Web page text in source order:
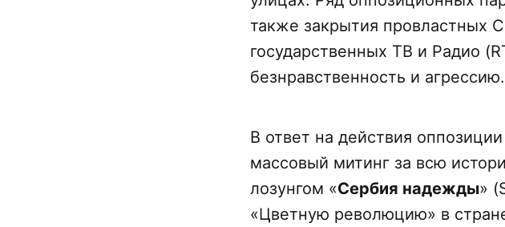
также закрытия провластных
государственных ТВ и Радио
безнравственность и агрессию.
В ответ на действия
массовый митинг за всю
лозунгом «Сербия надежды»
«Цветную революцию» в